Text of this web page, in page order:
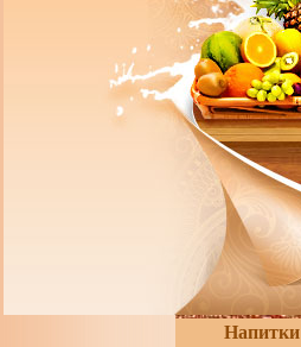
Напитки